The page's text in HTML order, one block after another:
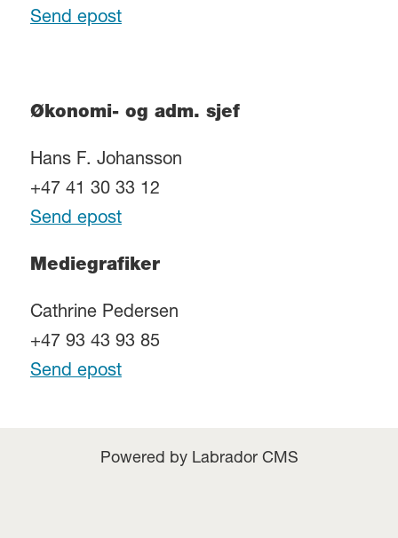
Send epost
Økonomi- og adm. sjef
Hans F. Johansson
+47 41 30 33 12
Send epost
Mediegrafiker
Cathrine Pedersen
+47 93 43 93 85
Send epost
Powered by Labrador CMS